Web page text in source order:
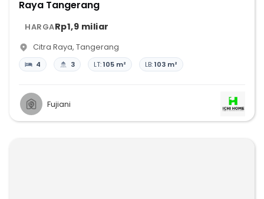
Raya Tangerang
HARGARp1,9 miliar
Citra Raya, Tangerang
4 3 LT:105 m² LB:103 m²
Fujiani